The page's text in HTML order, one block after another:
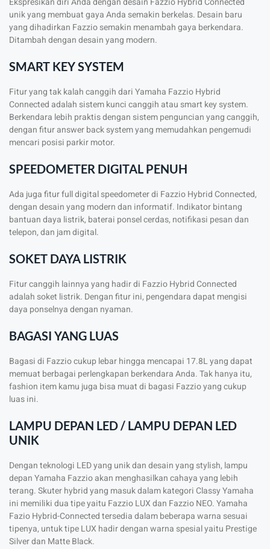
unik yang membuat gaya Anda semakin berkelas. Desain baru
yang dihadirkan Fazzio semakin menambah gaya berkendara.
Ditambah dengan desain yang modern.
SMART KEY SYSTEM
Fitur yang tak kalah canggih dari Yamaha Fazzio Hybrid
Connected adalah sistem kunci canggih atau smart key system.
Berkendara lebih praktis dengan sistem penguncian yang canggih,
dengan fitur answer back system yang memudahkan pengemudi
mencari posisi parkir motor.
SPEEDOMETER DIGITAL PENUH
Ada juga fitur full digital speedometer di Fazzio Hybrid Connected,
dengan desain yang modern dan informatif. Indikator bintang
bantuan daya listrik, baterai ponsel cerdas, notifikasi pesan dan
telepon, dan jam digital.
SOKET DAYA LISTRIK
Fitur canggih lainnya yang hadir di Fazzio Hybrid Connected
adalah soket listrik. Dengan fitur ini, pengendara dapat mengisi
daya ponselnya dengan nyaman.
BAGASI YANG LUAS
Bagasi di Fazzio cukup lebar hingga mencapai 17.8L yang dapat
memuat berbagai perlengkapan berkendara Anda. Tak hanya itu,
fashion item kamu juga bisa muat di bagasi Fazzio yang cukup
luas ini.
LAMPU DEPAN LED / LAMPU DEPAN LED
UNIK
Dengan teknologi LED yang unik dan desain yang stylish, lampu
depan Yamaha Fazzio akan menghasilkan cahaya yang lebih
terang. Skuter hybrid yang masuk dalam kategori Classy Yamaha
ini memiliki dua tipe yaitu Fazzio LUX dan Fazzio NEO. Yamaha
Fazio Hybrid-Connected tersedia dalam beberapa warna sesuai
tipenya, untuk tipe LUX hadir dengan warna spesial yaitu Prestige
Silver dan Matte Black.